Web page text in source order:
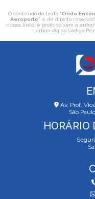
O conteúdo do texto "Onde
Aeroporto" é de direito
nossos links, é proibida sem a
– artigo 184 do Código
Av. Prof.
São
HORÁRIO